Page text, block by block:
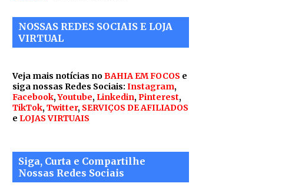
NOSSAS REDES SOCIAIS E LOJA
VIRTUAL
Veja mais notícias noBAHIA EM FOCOS e
siga nossas Redes Sociais: Instagram,
Facebook,Youtube, Linkedin,Pinterest,
TikTok,Twitter, SERVIÇOS DE AFILIADOS
e LOJAS VIRTUAIS
Siga, Curta e Compartilhe
Nossas Redes Sociais